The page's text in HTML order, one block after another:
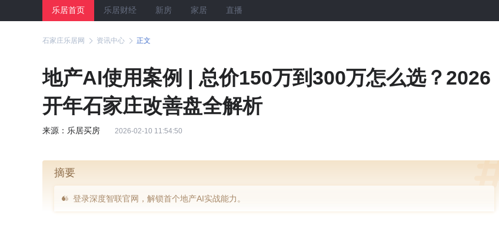
乐居首页 乐居财经 新房 家居 直播
石家庄乐居网 资讯中心 正文
地产AI使用案例 | 总价150万到300万怎么选？2026
开年石家庄改善盘全解析
来源：乐居买房 2026-02-10 11:54:50
摘要
登录深度智联官网，解锁首个地产AI实战能力。